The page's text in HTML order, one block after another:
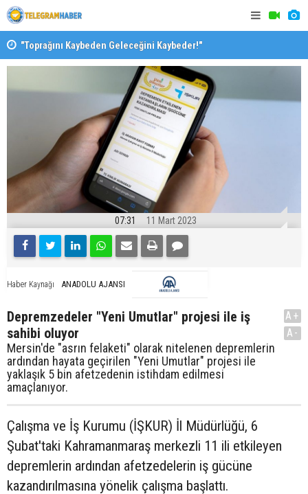
"Toprağını Kaybeden Geleceğini Kaybeder!"
07:31 11 Mart 2023
Haber Kaynağı ANADOLU AJANSI
Depremzedeler "Yeni Umutlar" projesi ile iş
sahibi oluyor
Mersin'de "asrın felaketi" olarak nitelenen depremlerin
ardından hayata geçirilen "Yeni Umutlar" projesi ile
yaklaşık 5 bin afetzedenin istihdam edilmesi
amaçlanıyor.
A+
A-
Çalışma ve İş Kurumu (İŞKUR) İl Müdürlüğü, 6
Şubat'taki Kahramanmaraş merkezli 11 ili etkileyen
depremlerin ardından afetzedelerin iş gücüne
kazandırılmasına yönelik çalışma başlattı.